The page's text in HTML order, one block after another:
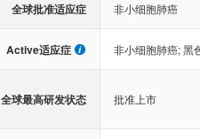
全球批准适应症 非小细胞肺癌
Active适应症 非小细胞肺癌;黑
全球最高研发状态 批准上市